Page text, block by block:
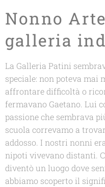
Nonno
galleria
La Galleria Patini
speciale: non poteva mai
affrontare difficoltà o
fermavano Gaetano. Lui
passione che sembrava
scuola correvamo a
addosso. I nostri nonni
nipoti vivevano distanti.
diventò un luogo dove
abbiamo scoperto il